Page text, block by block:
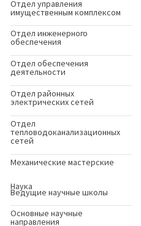
Отдел управления
имущественным комплексом
Отдел инженерного
обеспечения
Отдел обеспечения
деятельности
Отдел районных
электрических сетей
Отдел
тепловодоканализационных
сетей
Механические мастерские
Наука
Ведущие научные школы
Основные научные
направления